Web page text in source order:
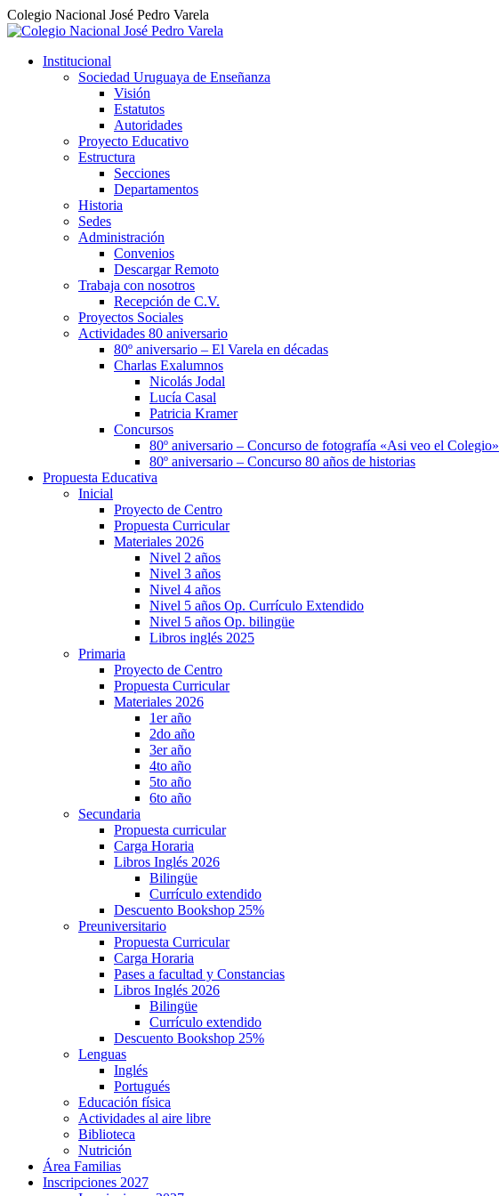
Colegio Nacional José Pedro Varela
Institucional
Sociedad Uruguaya de Enseñanza
Visión
Estatutos
Autoridades
Proyecto Educativo
Estructura
Secciones
Departamentos
Historia
Sedes
Administración
Convenios
Descargar Remoto
Trabaja con nosotros
Recepción de C.V.
Proyectos Sociales
Actividades 80 aniversario
80º aniversario – El Varela en décadas
Charlas Exalumnos
Nicolás Jodal
Lucía Casal
Patricia Kramer
Concursos
80º aniversario – Concurso de fotografía «Asi veo el Colegio»
80º aniversario – Concurso 80 años de historias
Propuesta Educativa
Inicial
Proyecto de Centro
Propuesta Curricular
Materiales 2026
Nivel 2 años
Nivel 3 años
Nivel 4 años
Nivel 5 años Op. Currículo Extendido
Nivel 5 años Op. bilingüe
Libros inglés 2025
Primaria
Proyecto de Centro
Propuesta Curricular
Materiales 2026
1er año
2do año
3er año
4to año
5to año
6to año
Secundaria
Propuesta curricular
Carga Horaria
Libros Inglés 2026
Bilingüe
Currículo extendido
Descuento Bookshop 25%
Preuniversitario
Propuesta Curricular
Carga Horaria
Pases a facultad y Constancias
Libros Inglés 2026
Bilingüe
Currículo extendido
Descuento Bookshop 25%
Lenguas
Inglés
Portugués
Educación física
Actividades al aire libre
Biblioteca
Nutrición
Área Familias
Inscripciones 2027